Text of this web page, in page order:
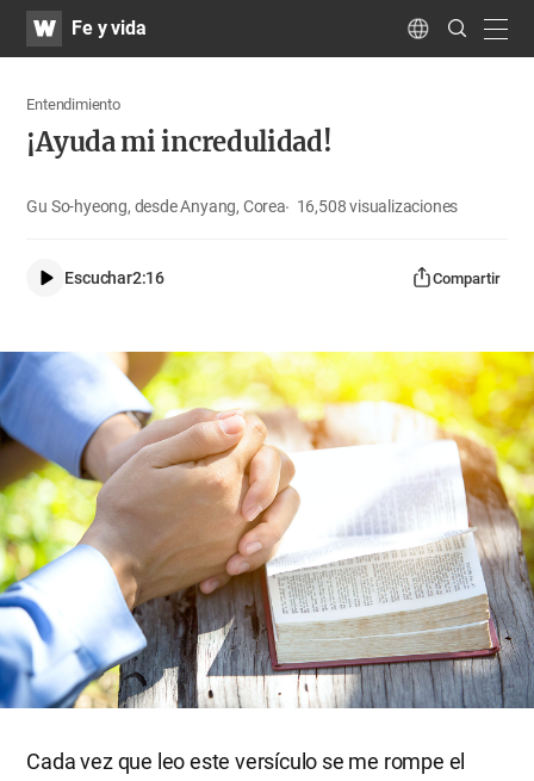
WATVFe y vida Language
Search
Submit
Entendimiento
¡Ayuda mi incredulidad!
Gu So-hyeong, desde Anyang, Corea 16,508visualizaciones
Escuchar2:16 Compartir
Cada vez que leo este versículo se me rompe el